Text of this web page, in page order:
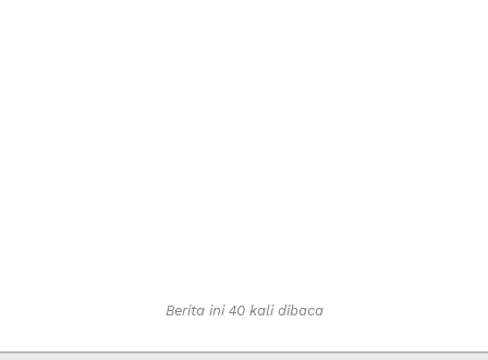
Berita ini 40 kali dibaca